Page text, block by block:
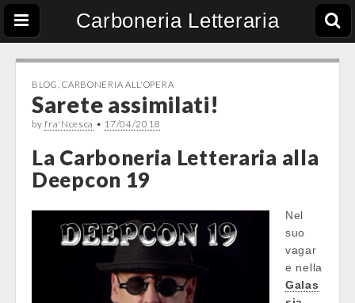
Carboneria Letteraria
BLOG ,CARBONERIA ALL'OPERA
Sarete assimilati!
byfra'Ncesca • 17/04/2018
La Carboneria Letteraria alla
Deepcon 19
Nel
suo
vagar
e nella
Galas